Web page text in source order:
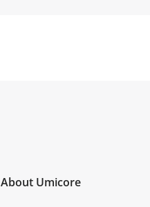
About Umicore